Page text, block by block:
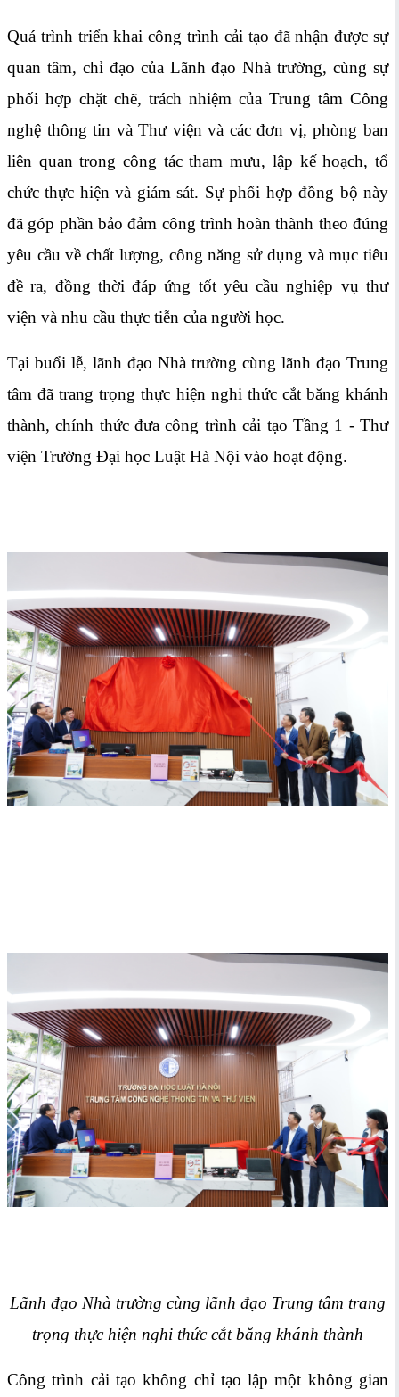
Quá trình triển khai công trình cải tạo đã nhận được sự
quan tâm, chỉ đạo của Lãnh đạo Nhà trường, cùng sự
phối hợp chặt chẽ, trách nhiệm của Trung tâm Công
nghệ thông tin và Thư viện và các đơn vị, phòng ban
liên quan trong công tác tham mưu, lập kế hoạch, tổ
chức thực hiện và giám sát. Sự phối hợp đồng bộ này
đã góp phần bảo đảm công trình hoàn thành theo đúng
yêu cầu về chất lượng, công năng sử dụng và mục tiêu
đề ra, đồng thời đáp ứng tốt yêu cầu nghiệp vụ thư
viện và nhu cầu thực tiễn của người học.
Tại buổi lễ, lãnh đạo Nhà trường cùng lãnh đạo Trung
tâm đã trang trọng thực hiện nghi thức cắt băng khánh
thành, chính thức đưa công trình cải tạo Tầng 1 - Thư
viện Trường Đại học Luật Hà Nội vào hoạt động.
Lãnh đạo Nhà trường cùng lãnh đạo Trung tâm trang
trọng thực hiện nghi thức cắt băng khánh thành
Công trình cải tạo không chỉ tạo lập một không gian